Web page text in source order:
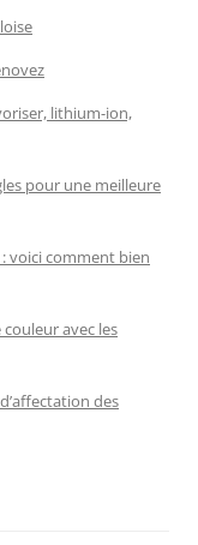
lithium-ion,
pour une meilleure
voici comment bien
avec les
des